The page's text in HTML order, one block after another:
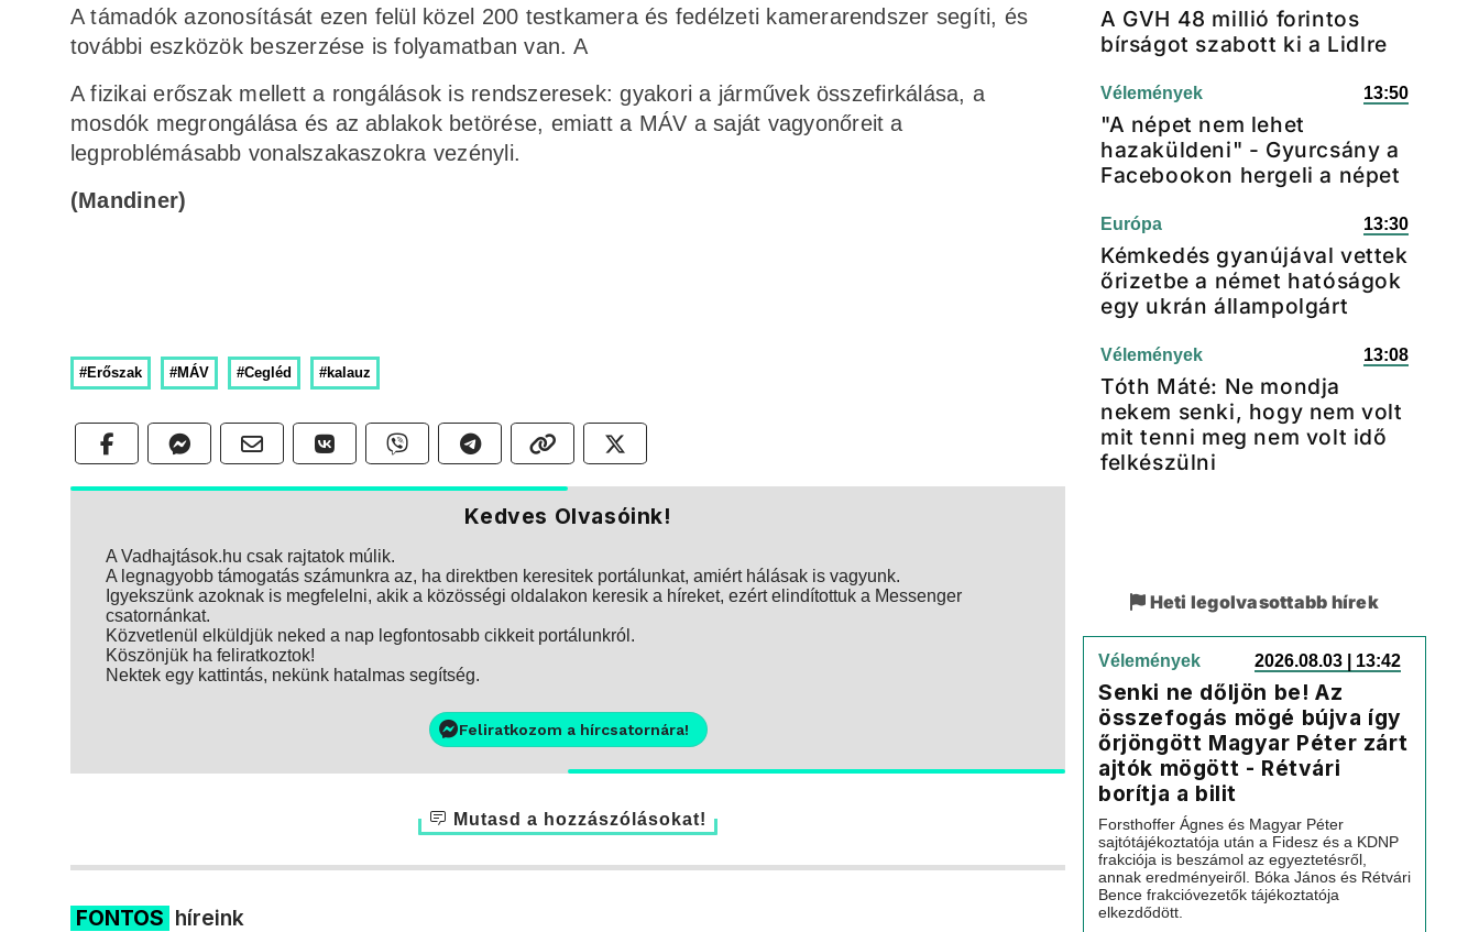
A támadók azonosítását ezen felül közel 200 testkamera és fedélzeti kamerarendszer segíti, és
további eszközök beszerzése is folyamatban van. A
A fizikai erőszak mellett a rongálások is rendszeresek: gyakori a járművek összefirkálása, a
mosdók megrongálása és az ablakok betörése, emiatt a MÁV a saját vagyonőreit a
legproblémásabb vonalszakaszokra vezényli.
(Mandiner)
#Erőszak #MÁV #Cegléd #kalauz
Kedves Olvasóink!
A Vadhajtások.hu csak rajtatok múlik.
A legnagyobb támogatás számunkra az, ha direktben keresitek portálunkat, amiért hálásak is vagyunk.
Igyekszünk azoknak is megfelelni, akik a közösségi oldalakon keresik a híreket, ezért elindítottuk a Messenger
csatornánkat.
Közvetlenül elküldjük neked a nap legfontosabb cikkeit portálunkról.
Köszönjük ha feliratkoztok!
Nektek egy kattintás, nekünk hatalmas segítség.
Feliratkozom a hírcsatornára!
Mutasd a hozzászólásokat!
FONTOS híreink
A GVH 48 millió forintos
bírságot szabott ki a Lidlre
Vélemények 13:50
"A népet nem lehet
hazaküldeni" - Gyurcsány a
Facebookon hergeli a népet
Európa 13:30
Kémkedés gyanújával vettek
őrizetbe a német hatóságok
egy ukrán állampolgárt
Vélemények 13:08
Tóth Máté: Ne mondja
nekem senki, hogy nem volt
mit tenni meg nem volt idő
felkészülni
Heti legolvasottabb hírek
Vélemények 2026.08.03 | 13:42
Senki ne dőljön be! Az
összefogás mögé bújva így
őrjöngött Magyar Péter zárt
ajtók mögött - Rétvári
borítja a bilit
Forsthoffer Ágnes és Magyar Péter
sajtótájékoztatója után a Fidesz és a KDNP
frakciója is beszámol az egyeztetésről,
annak eredményeiről. Bóka János és Rétvári
Bence frakcióvezetők tájékoztatója
elkezdődött.